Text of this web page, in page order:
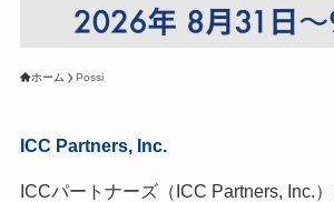
ホーム Possi
ICC Partners, Inc.
ICCパートナーズ（ICC Partners, Inc.